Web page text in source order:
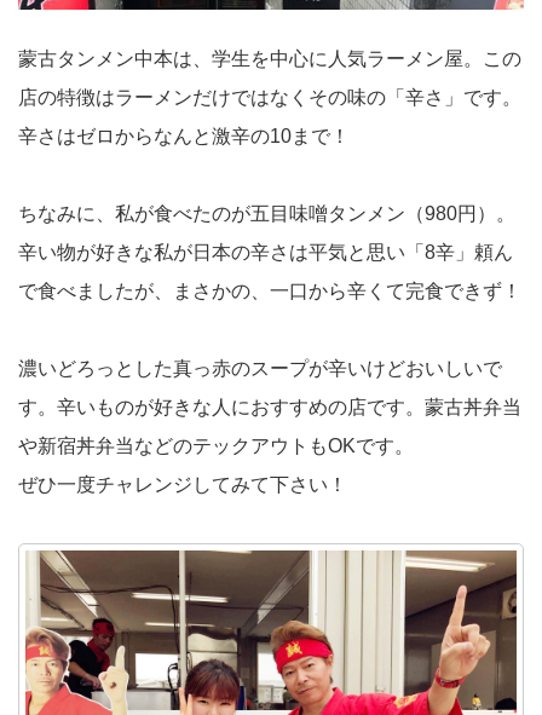
蒙古タンメン中本は、学生を中心に人気ラーメン屋。この
店の特徴はラーメンだけではなくその味の「辛さ」です。
辛さはゼロからなんと激辛の10まで！
ちなみに、私が食べたのが五目味噌タンメン（980円）。
辛い物が好きな私が日本の辛さは平気と思い「8辛」頼ん
で食べましたが、まさかの、一口から辛くて完食できず！
濃いどろっとした真っ赤のスープが辛いけどおいしいで
す。辛いものが好きな人におすすめの店です。蒙古丼弁当
や新宿丼弁当などのテックアウトもOKです。
ぜひ一度チャレンジしてみて下さい！